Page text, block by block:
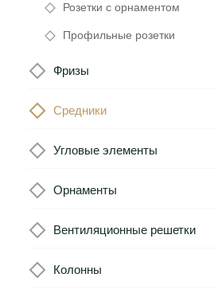
Розетки с орнаментом
Профильные розетки
Фризы
Средники
Угловые элементы
Орнаменты
Вентиляционные решетки
Колонны